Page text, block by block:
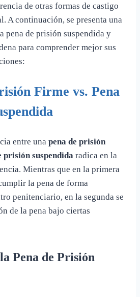
de otras formas de castigo
A continuación, se presenta una
pena de prisión suspendida y
para comprender mejor sus
Firme vs. Pena
entre una pena de prisión
prisión suspendida radica en la
Mientras que en la primera
la pena de forma
penitenciario, en la segunda se
de la pena bajo ciertas
Pena de Prisión